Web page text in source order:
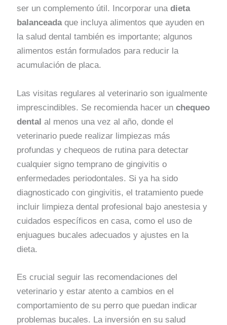
ser un complemento útil. Incorporar unadieta
balanceadaque incluya alimentos que ayuden en
la salud dental también es importante; algunos
alimentos están formulados para reducir la
acumulación de placa.
Las visitas regulares al veterinario son igualmente
imprescindibles. Se recomienda hacer un chequeo
dentalal menos una vez al año, donde el
veterinario puede realizar limpiezas más
profundas y chequeos de rutina para detectar
cualquier signo temprano de gingivitis o
enfermedades periodontales. Si ya ha sido
diagnosticado con gingivitis, el tratamiento puede
incluir limpieza dental profesional bajo anestesia y
cuidados específicos en casa, como el uso de
enjuagues bucales adecuados y ajustes en la
dieta.
Es crucial seguir las recomendaciones del
veterinario y estar atento a cambios en el
comportamiento de su perro que puedan indicar
problemas bucales. La inversión en su salud